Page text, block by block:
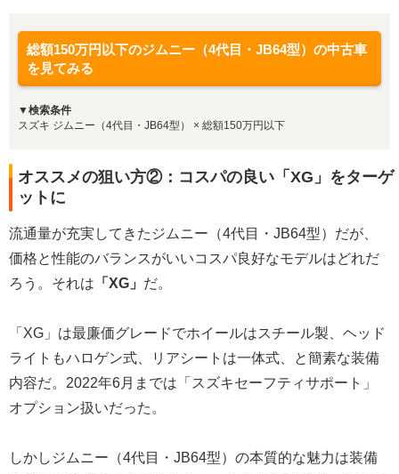
総額150万円以下のジムニー（4代目・JB64型）の中古車
を見てみる
▼検索条件
スズキ ジムニー（4代目・JB64型） × 総額150万円以下
オススメの狙い方②：コスパの良い「XG」をターゲ
ットに
流通量が充実してきたジムニー（4代目・JB64型）だが、
価格と性能のバランスがいいコスパ良好なモデルはどれだ
ろう。それは 「XG」 だ。
「XG」は最廉価グレードでホイールはスチール製、ヘッド
ライトもハロゲン式、リアシートは一体式、と簡素な装備
内容だ。2022年6月までは「スズキセーフティサポート」
オプション扱いだった。
しかしジムニー（4代目・JB64型）の本質的な魅力は装備